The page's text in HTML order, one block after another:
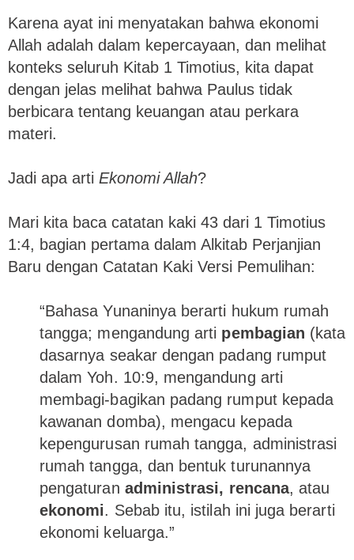
Karena ayat ini menyatakan bahwa ekonomi
Allah adalah dalam kepercayaan, dan melihat
konteks seluruh Kitab 1 Timotius, kita dapat
dengan jelas melihat bahwa Paulus tidak
berbicara tentang keuangan atau perkara
materi.
Jadi apa arti Ekonomi Allah?
Mari kita baca catatan kaki 43 dari 1 Timotius
1:4, bagian pertama dalam Alkitab Perjanjian
Baru dengan Catatan Kaki Versi Pemulihan:
“Bahasa Yunaninya berarti hukum rumah
tangga; mengandung arti pembagian (kata
dasarnya seakar dengan padang rumput
dalam Yoh. 10:9, mengandung arti
membagi-bagikan padang rumput kepada
kawanan domba), mengacu kepada
kepengurusan rumah tangga, administrasi
rumah tangga, dan bentuk turunannya
pengaturan administrasi, rencana, atau
ekonomi. Sebab itu, istilah ini juga berarti
ekonomi keluarga.”